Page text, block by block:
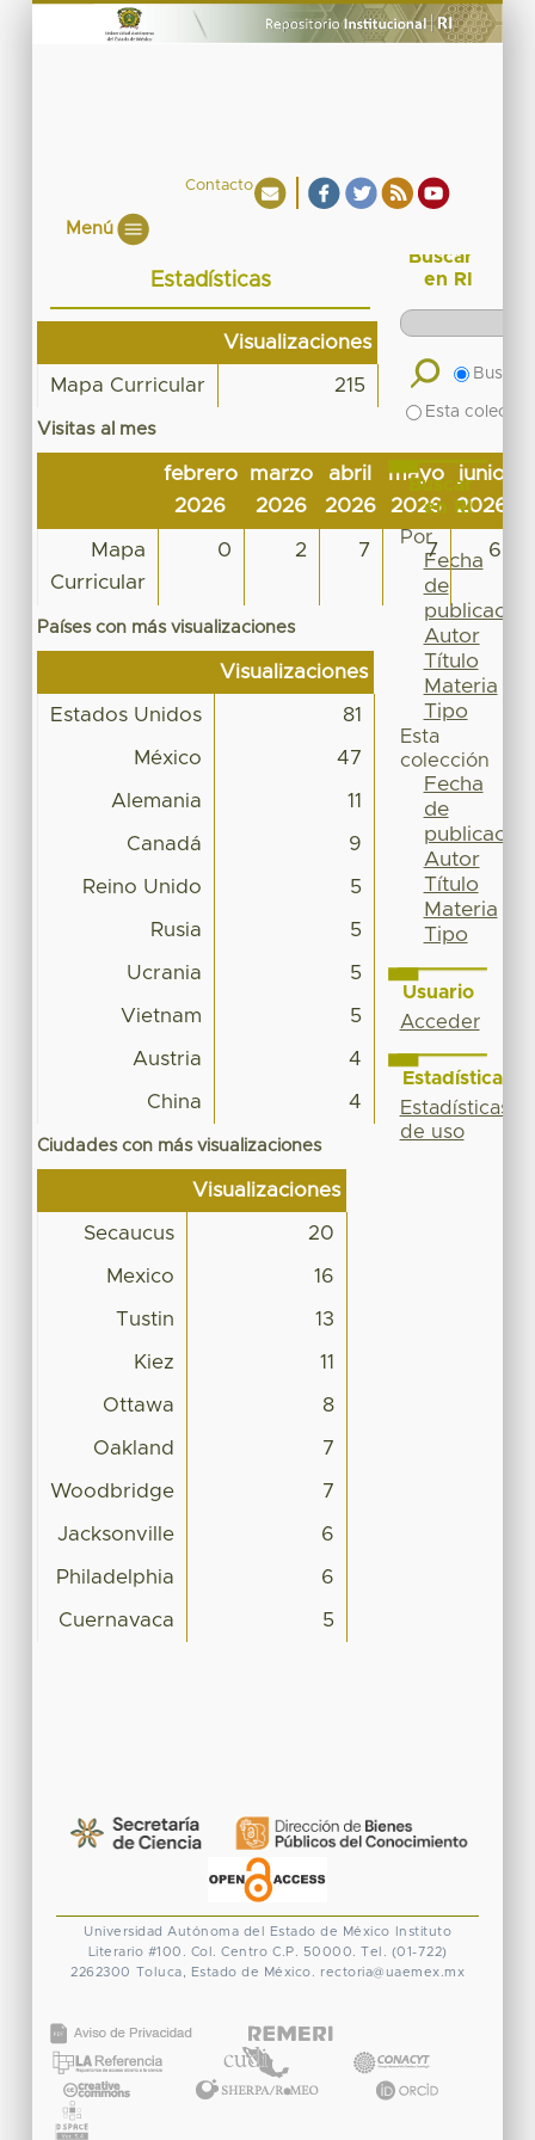
Contacto
Menú
Estadísticas
Visualizaciones
Mapa Curricular 215
Visitas al mes
febrero
2026
marzo
2026
abril
2026
mayo
2026
junio
2026
Mapa
Curricular
0 2 7 7 6
Países con más visualizaciones
Visualizaciones
Estados Unidos 81
México 47
Alemania 11
Canadá 9
Reino Unido 5
Rusia 5
Ucrania 5
Vietnam 5
Austria 4
China 4
Ciudades con más visualizaciones
Visualizaciones
Secaucus 20
Mexico 16
Tustin 13
Kiez 11
Ottawa 8
Oakland 7
Woodbridge 7
Jacksonville 6
Philadelphia 6
Cuernavaca 5
Buscar
en RI
Buscar
Esta
Buscar
en RI
Por
Fecha
de
publicación
Autor
Título
Materia
Tipo
Esta
colección
Fecha
de
publicación
Autor
Título
Materia
Tipo
Usuario
Acceder
Estadísticas
Estadísticas
de uso
Universidad Autónoma del Estado de México
Instituto
Literario #100. Col. Centro C.P. 50000. Tel. (01-722)
2262300 Toluca, Estado de México. rectoria@uaemex.mx